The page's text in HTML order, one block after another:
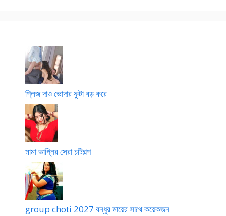
প্লিজ দাও ভোদার ফুটা বড় করে
মামা ভাগ্নির সেরা চটিগল্প
group choti 2027 বন্ধুর মায়ের সাথে কয়েকজন